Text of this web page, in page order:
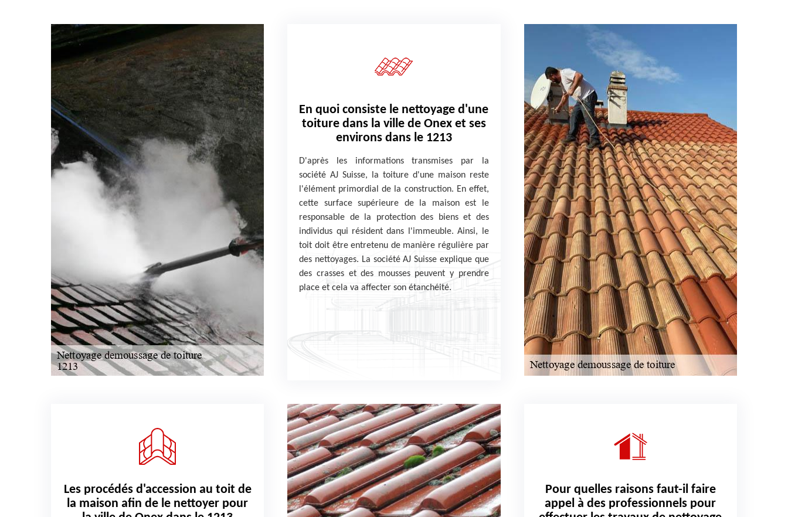
En quoi consiste le nettoyage d'une
toiture dans la ville de Onex et ses
environs dans le 1213
D'après les informations transmises par la
société AJ Suisse, la toiture d'une maison reste
l'élément primordial de la construction. En effet,
cette surface supérieure de la maison est le
responsable de la protection des biens et des
individus qui résident dans l'immeuble. Ainsi, le
toit doit être entretenu de manière régulière par
des nettoyages. La société AJ Suisse explique que
des crasses et des mousses peuvent y prendre
place et cela va affecter son étanchéité.
Les procédés d'accession au toit de
la maison afin de le nettoyer pour
Pour quelles raisons faut-il faire
appel à des professionnels pour